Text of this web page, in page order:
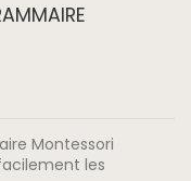
Montessori
les